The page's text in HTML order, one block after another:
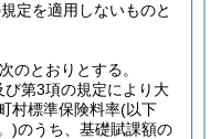
定を適用しないものと
のとおりとする。
第3項の規定により大
村標準保険料率(以下
)のうち、基礎賦課額の